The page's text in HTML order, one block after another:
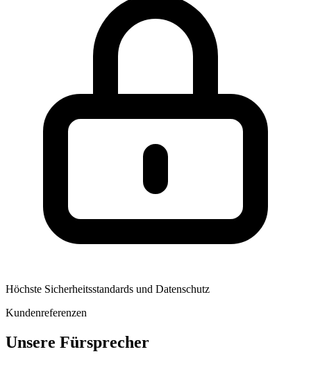
Höchste Sicherheitsstandards und Datenschutz
Kundenreferenzen
Unsere Fürsprecher